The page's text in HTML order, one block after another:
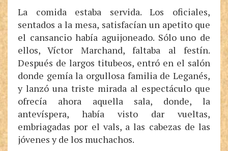
La comida estaba servida. Los oficiales,
sentados a la mesa, satisfacían un apetito que
el cansancio había aguijoneado. Sólo uno de
ellos, Víctor Marchand, faltaba al festín.
Después de largos titubeos, entró en el salón
donde gemía la orgullosa familia de Leganés,
y lanzó una triste mirada al espectáculo que
ofrecía ahora aquella sala, donde, la
antevíspera, había visto dar vueltas,
embriagadas por el vals, a las cabezas de las
jóvenes y de los muchachos.